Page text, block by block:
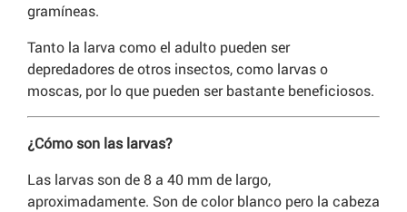
gramíneas.
Tanto la larva como el adulto pueden ser
depredadores de otros insectos, como larvas o
moscas, por lo que pueden ser bastante beneficiosos.
¿Cómo son las larvas?
Las larvas son de 8 a 40 mm de largo,
aproximadamente. Son de color blanco pero la cabeza